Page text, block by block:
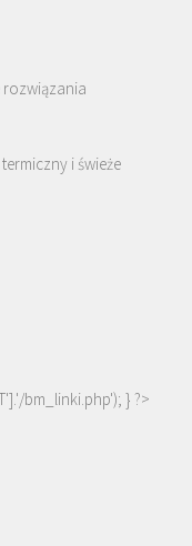
rozwiązania
i świeże
bm_linki.php'); } ?>